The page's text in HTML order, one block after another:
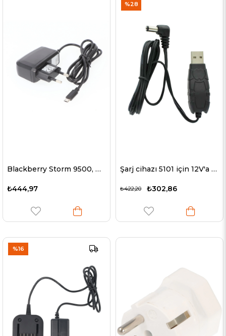
Blackberry Storm 9500, Nokia N85 için şarj cihazı (orijinal değil)
₺444,97
Şarj cihazı 5101 için 12V'a voltaj dönüştürücü 5V USB
₺302,86
₺422,20
%28
%16